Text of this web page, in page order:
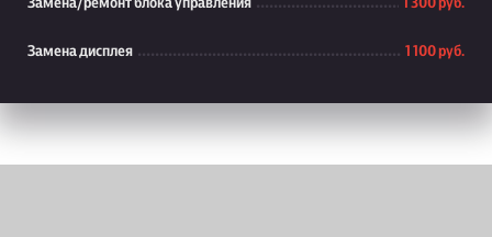
Замена/ремонт блока управления 1 300 руб.
Замена дисплея 1 100 руб.